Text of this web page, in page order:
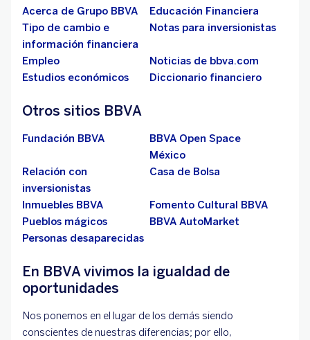
Acerca de Grupo BBVA
Educación Financiera
Tipo de cambio e
información financiera
Notas para inversionistas
Empleo
Noticias de bbva.com
Estudios económicos
Diccionario financiero
Otros sitios BBVA
Fundación BBVA
BBVA Open Space
México
Relación con
inversionistas
Casa de Bolsa
Inmuebles BBVA
Fomento Cultural BBVA
Pueblos mágicos
BBVA AutoMarket
Personas desaparecidas
En BBVA vivimos la igualdad de
oportunidades
Nos ponemos en el lugar de los demás siendo
conscientes de nuestras diferencias; por ello,